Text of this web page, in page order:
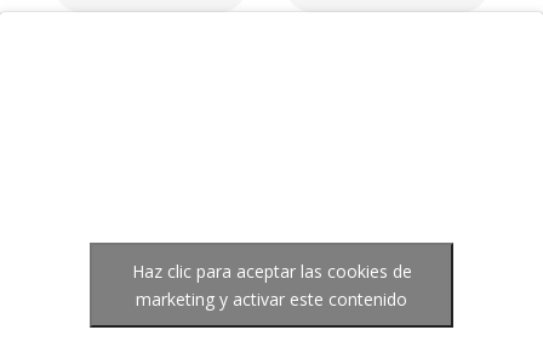
Haz clic para aceptar las cookies de
marketing y activar este contenido